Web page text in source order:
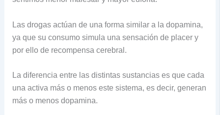
Las drogas actúan de una forma similar a la dopamina,
ya que su consumo simula una sensación de placer y
por ello de recompensa cerebral.
La diferencia entre las distintas sustancias es que cada
una activa más o menos este sistema, es decir, generan
más o menos dopamina.